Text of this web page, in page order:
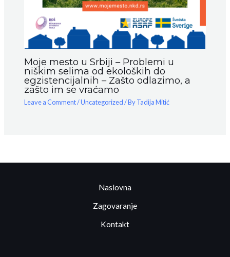
Moje mesto u Srbiji – Problemi u
niškim selima od ekoloških do
egzistencijalnih – Zašto odlazimo, a
zašto im se vraćamo
Leave a Comment/Uncategorized/ ByTadija Mitić
Naslovna
Zagovaranje
Kontakt